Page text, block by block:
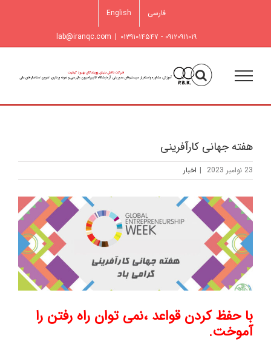
فارسی English
۰۹۱۲۰۹۱۱۰۱۹ - ۰۱۳۹۱۰۱۴۵۴۷ |
lab@iranqc.com
هفته جهانی کارآفرینی
23 نوامبر 2023 | اخبار
مشاهده
تصویر
بزرگتر
با حفظ کردن قواعد ،نمی توان راه رفتن را
آموخت.